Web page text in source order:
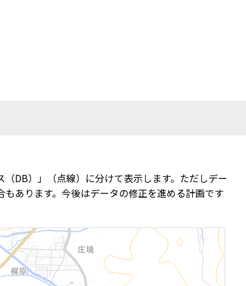
DB）」（点線）に分けて表示します。ただしデー
あります。今後はデータの修正を進める計画です